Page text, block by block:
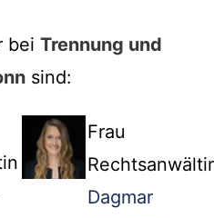
bei Trennung und
sind:
Frau
Dagmar